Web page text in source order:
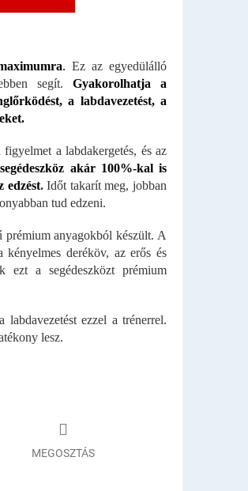
. Ez az egyedülálló
ebben segít.Gyakorolhatja a
a labdavezetést, a
a labdakergetés, és az
akár 100%-kal is
edzést.Időt takarít meg, jobban
tud edzeni.
prémium anyagokból készült. A
kényelmes deréköv, az erős és
ezt a segédeszközt prémium
labdavezetést ezzel a trénerrel.
lesz.
MEGOSZTÁS